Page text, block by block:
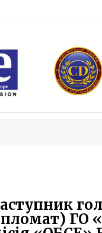
ГО